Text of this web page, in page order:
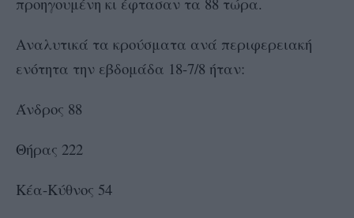
Αναλυτικά τα κρούσματα ανά περιφερειακή
ενότητα την εβδομάδα 18-7/8 ήταν:
Άνδρος 88
Θήρας 222
Κέα-Κύθνος 54